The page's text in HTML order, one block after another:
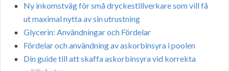
Ny inkomstväg för små dryckestillverkare som vill få
ut maximal nytta av sin utrustning
Glycerin: Användningar och Fördelar
Fördelar och användning av askorbinsyra i poolen
Din guide till att skaffa askorbinsyra vid korrekta